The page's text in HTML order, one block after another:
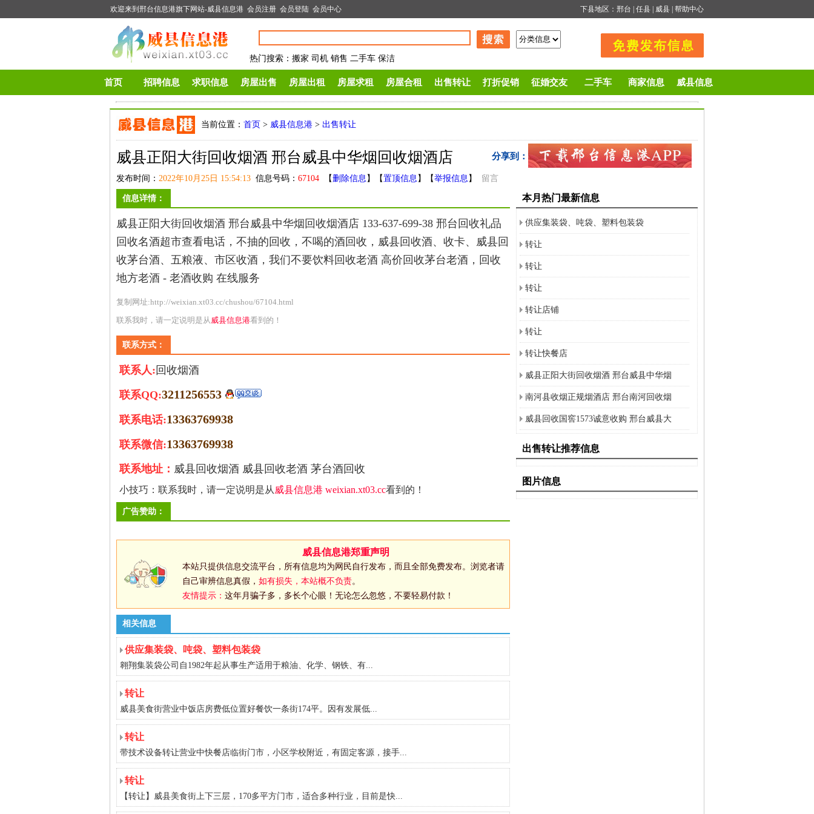
欢迎来到邢台信息港旗下网站-威县信息港 会员注册 会员登陆 会员中心 下县地区： 邢台 任县 威县 帮助中心
热门搜索 ： 搬家 司机 销售 二手车 保洁
首页 招聘信息 求职信息 房屋出售 房屋出租 房屋求租 房屋合租 出售转让 打折促销 征婚交友 二手车 商家信息 威县信息
当前位置： 首页 > 威县信息港 > 出售转让
威县正阳大街回收烟酒 邢台威县中华烟回收烟酒店 分享到：
发布时间： 2022年10月25日 15:54:13 信息号码： 67104 【删除信息 】【置顶信息 】【举报信息 】 留言
信息详情：
威县正阳大街回收烟酒 邢台威县中华烟回收烟酒店 133-637-699-38 邢台回收礼品
回收名酒超市查看电话，不抽的回收，不喝的酒回收，威县回收酒、收卡、威县回
收茅台酒、五粮液、市区收酒，我们不要饮料回收老酒 高价回收茅台老酒，回收
地方老酒 - 老酒收购 在线服务
复制网址:http://weixian.xt03.cc/chushou/67104.html
联系我时，请一定说明是从威县信息港看到的！
联系方式：
联系人: 回收烟酒
联系QQ:3211256553
联系电话:13363769938
联系微信:13363769938
联系地址： 威县回收烟酒 威县回收老酒 茅台酒回收
小技巧：联系我时，请一定说明是从 威县信息港 weixian.xt03.cc看到的！
广告赞助：
威县信息港郑重声明
本站只提供信息交流平台，所有信息均为网民自行发布，而且全部免费发布。浏览者请
自己审辨信息真假， 如有损失，本站概不负责。
友情提示： 这年月骗子多，多长个心眼！无论怎么忽悠，不要轻易付款！
相关信息
供应集装袋、吨袋、塑料包装袋
翱翔集装袋公司自1982年起从事生产适用于粮油、化学、钢铁、有...
转让
威县美食街营业中饭店房费低位置好餐饮一条街174平。因有发展低...
转让
带技术设备转让营业中快餐店临街门市，小区学校附近，有固定客源，接手...
转让
【转让】威县美食街上下三层，170多平方门市，适合多种行业，目前是快...
本月热门最新信息
供应集装袋、吨袋、塑料包装袋
转让
转让
转让
转让店铺
转让
转让快餐店
威县正阳大街回收烟酒 邢台威县中华烟
南河县收烟正规烟酒店 邢台南河回收烟
威县回收国窖1573诚意收购 邢台威县大
出售转让推荐信息
图片信息